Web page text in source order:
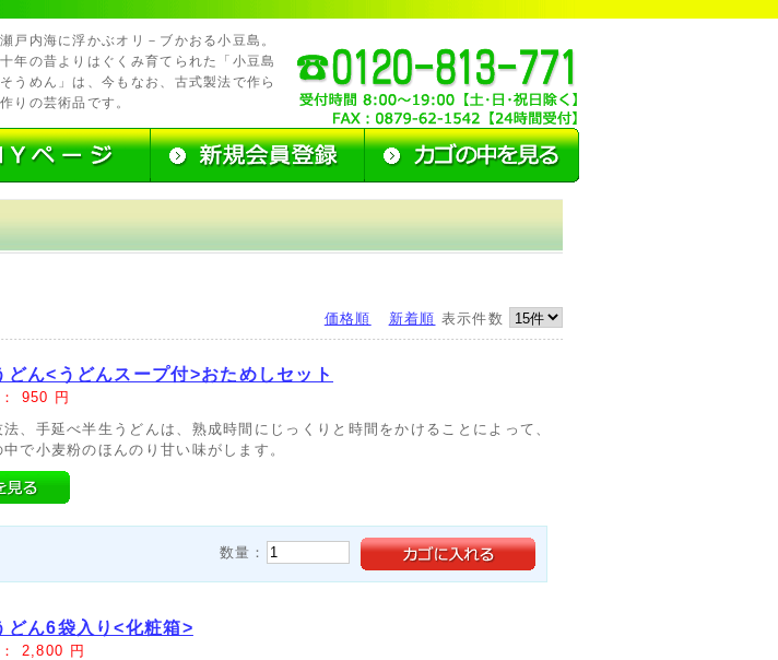
戸内海に浮かぶオリ－ブかおる小豆島。
年の昔よりはぐくみ育てられた「小豆島
うめん」は、今もなお、古式製法で作ら
りの芸術品です。
価格順 新着順 表示件数
どん<うどんスープ付>おためしセット
950 円
、手延べ半生うどんは、熟成時間にじっくりと時間をかけることによって、
で小麦粉のほんのり甘い味がします。
数量：
どん6袋入り<化粧箱>
2,800 円